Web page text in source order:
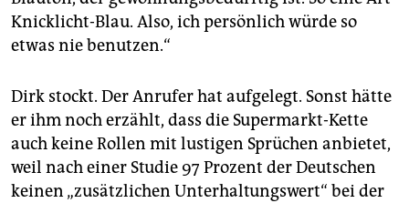
Knicklicht-Blau. Also, ich persönlich würde so
etwas nie benutzen.“
Dirk stockt. Der Anrufer hat aufgelegt. Sonst hätte
er ihm noch erzählt, dass die Supermarkt-Kette
auch keine Rollen mit lustigen Sprüchen anbietet,
weil nach einer Studie 97 Prozent der Deutschen
keinen „zusätzlichen Unterhaltungswert“ bei der